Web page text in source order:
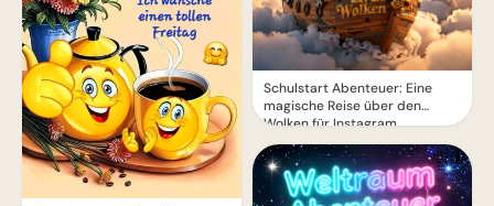
Schulstart Abenteuer: Eine
magische Reise über den
Wolken für Instagram